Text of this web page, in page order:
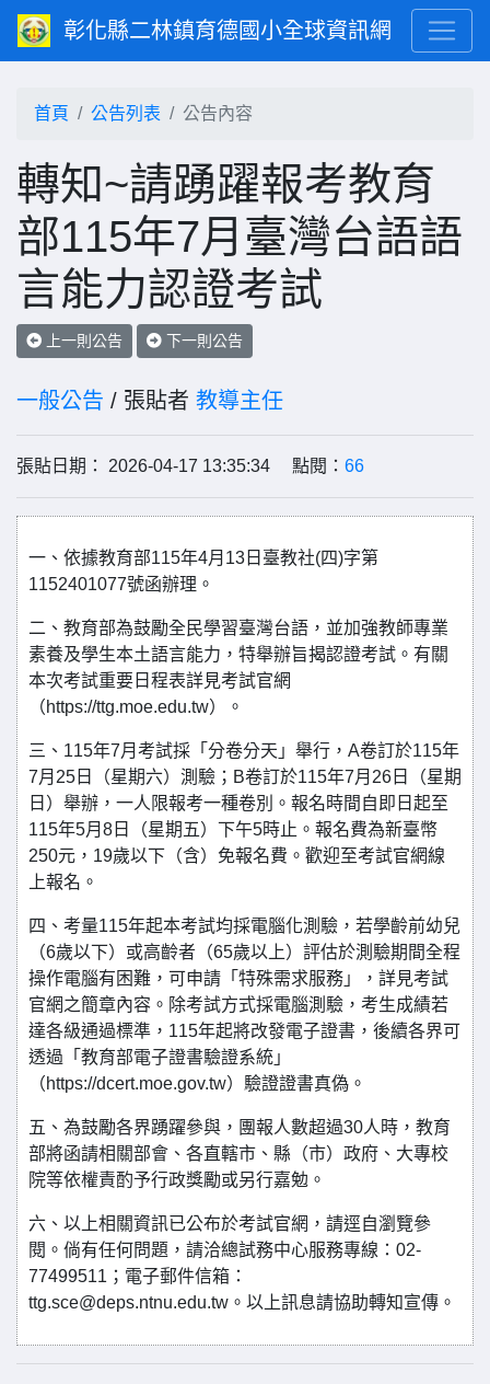
彰化縣二林鎮育德國小全球資訊網
首頁 公告列表 公告內容
轉知~請踴躍報考教育
部115年7月臺灣台語語
言能力認證考試
上一則公告 下一則公告
一般公告 / 張貼者 教導主任
張貼日期： 2026-04-17 13:35:34 點閱： 66
一、依據教育部115年4月13日臺教社(四)字第
1152401077號函辦理。
二、教育部為鼓勵全民學習臺灣台語，並加強教師專業
素養及學生本土語言能力，特舉辦旨揭認證考試。有關
本次考試重要日程表詳見考試官網
（https://ttg.moe.edu.tw）。
三、115年7月考試採「分卷分天」舉行，A卷訂於115年
7月25日（星期六）測驗；B卷訂於115年7月26日（星期
日）舉辦，一人限報考一種卷別。報名時間自即日起至
115年5月8日（星期五）下午5時止。報名費為新臺幣
250元，19歲以下（含）免報名費。歡迎至考試官網線
上報名。
四、考量115年起本考試均採電腦化測驗，若學齡前幼兒
（6歲以下）或高齡者（65歲以上）評估於測驗期間全程
操作電腦有困難，可申請「特殊需求服務」，詳見考試
官網之簡章內容。除考試方式採電腦測驗，考生成績若
達各級通過標準，115年起將改發電子證書，後續各界可
透過「教育部電子證書驗證系統」
（https://dcert.moe.gov.tw）驗證證書真偽。
五、為鼓勵各界踴躍參與，團報人數超過30人時，教育
部將函請相關部會、各直轄市、縣（市）政府、大專校
院等依權責酌予行政獎勵或另行嘉勉。
六、以上相關資訊已公布於考試官網，請逕自瀏覽參
閱。倘有任何問題，請洽總試務中心服務專線：02-
77499511；電子郵件信箱：
ttg.sce@deps.ntnu.edu.tw。以上訊息請協助轉知宣傳。